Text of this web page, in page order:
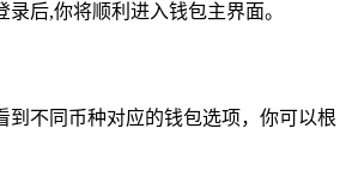
后,你将顺利进入钱包主界面。
不同币种对应的钱包选项，你可以根